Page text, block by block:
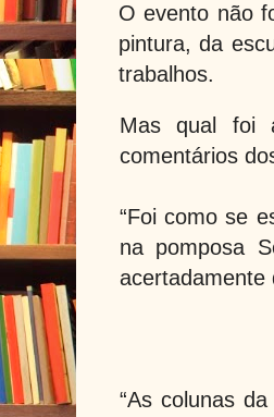
O evento não
pintura, da
trabalhos.
Mas qual foi
comentários
“Foi como se
na pomposa
acertadamente
“As colunas